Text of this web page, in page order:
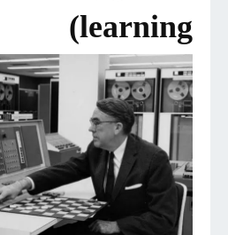
learning)